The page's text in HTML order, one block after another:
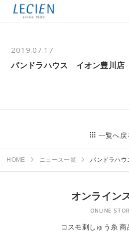
2019.07.17
パンドラハウス イオン豊川店
一覧へ戻
HOME ニュース一覧 パンドラハ
オンライン
ONLINE
コスモ刺しゅう糸 商